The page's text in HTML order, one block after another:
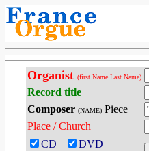
Organist (first Name Last Name)
Record title
Composer (NAME) Piece
Place / Church
CD
DVD